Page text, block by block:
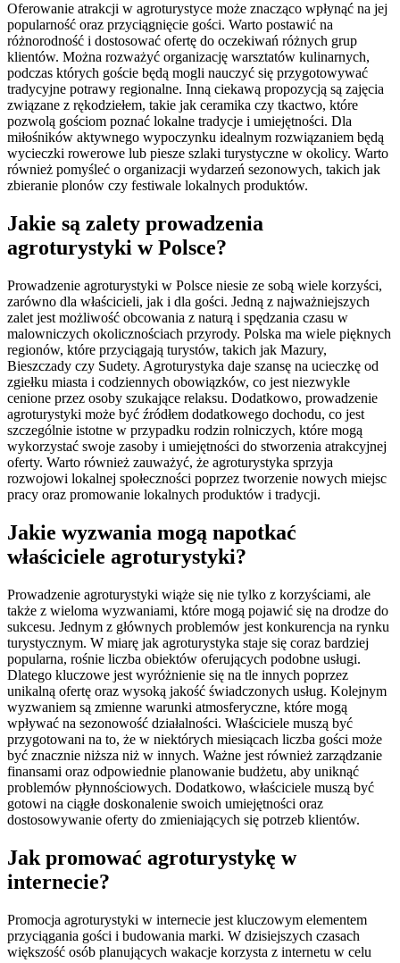
Oferowanie atrakcji w agroturystyce może znacząco wpłynąć na jej
popularność oraz przyciągnięcie gości. Warto postawić na
różnorodność i dostosować ofertę do oczekiwań różnych grup
klientów. Można rozważyć organizację warsztatów kulinarnych,
podczas których goście będą mogli nauczyć się przygotowywać
tradycyjne potrawy regionalne. Inną ciekawą propozycją są zajęcia
związane z rękodziełem, takie jak ceramika czy tkactwo, które
pozwolą gościom poznać lokalne tradycje i umiejętności. Dla
miłośników aktywnego wypoczynku idealnym rozwiązaniem będą
wycieczki rowerowe lub piesze szlaki turystyczne w okolicy. Warto
również pomyśleć o organizacji wydarzeń sezonowych, takich jak
zbieranie plonów czy festiwale lokalnych produktów.
Jakie są zalety prowadzenia
agroturystyki w Polsce?
Prowadzenie agroturystyki w Polsce niesie ze sobą wiele korzyści,
zarówno dla właścicieli, jak i dla gości. Jedną z najważniejszych
zalet jest możliwość obcowania z naturą i spędzania czasu w
malowniczych okolicznościach przyrody. Polska ma wiele pięknych
regionów, które przyciągają turystów, takich jak Mazury,
Bieszczady czy Sudety. Agroturystyka daje szansę na ucieczkę od
zgiełku miasta i codziennych obowiązków, co jest niezwykle
cenione przez osoby szukające relaksu. Dodatkowo, prowadzenie
agroturystyki może być źródłem dodatkowego dochodu, co jest
szczególnie istotne w przypadku rodzin rolniczych, które mogą
wykorzystać swoje zasoby i umiejętności do stworzenia atrakcyjnej
oferty. Warto również zauważyć, że agroturystyka sprzyja
rozwojowi lokalnej społeczności poprzez tworzenie nowych miejsc
pracy oraz promowanie lokalnych produktów i tradycji.
Jakie wyzwania mogą napotkać
właściciele agroturystyki?
Prowadzenie agroturystyki wiąże się nie tylko z korzyściami, ale
także z wieloma wyzwaniami, które mogą pojawić się na drodze do
sukcesu. Jednym z głównych problemów jest konkurencja na rynku
turystycznym. W miarę jak agroturystyka staje się coraz bardziej
popularna, rośnie liczba obiektów oferujących podobne usługi.
Dlatego kluczowe jest wyróżnienie się na tle innych poprzez
unikalną ofertę oraz wysoką jakość świadczonych usług. Kolejnym
wyzwaniem są zmienne warunki atmosferyczne, które mogą
wpływać na sezonowość działalności. Właściciele muszą być
przygotowani na to, że w niektórych miesiącach liczba gości może
być znacznie niższa niż w innych. Ważne jest również zarządzanie
finansami oraz odpowiednie planowanie budżetu, aby uniknąć
problemów płynnościowych. Dodatkowo, właściciele muszą być
gotowi na ciągłe doskonalenie swoich umiejętności oraz
dostosowywanie oferty do zmieniających się potrzeb klientów.
Jak promować agroturystykę w
internecie?
Promocja agroturystyki w internecie jest kluczowym elementem
przyciągania gości i budowania marki. W dzisiejszych czasach
większość osób planujących wakacje korzysta z internetu w celu